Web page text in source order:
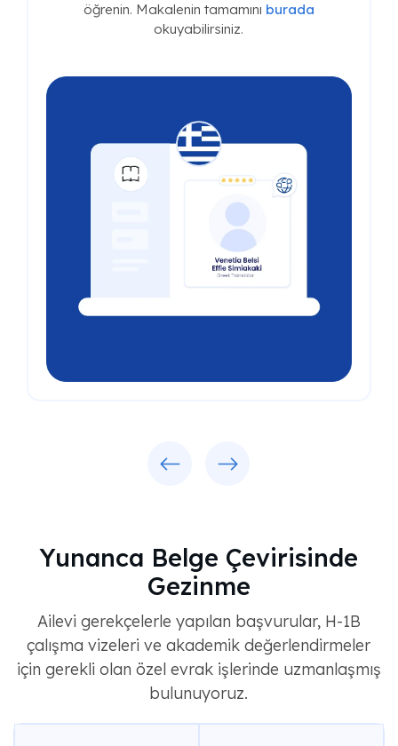
öğrenin. Makalenin tamamını burada
okuyabilirsiniz.
Yunanca Belge Çevirisinde
Gezinme
Ailevi gerekçelerle yapılan başvurular, H-1B
çalışma vizeleri ve akademik değerlendirmeler
için gerekli olan özel evrak işlerinde uzmanlaşmış
bulunuyoruz.